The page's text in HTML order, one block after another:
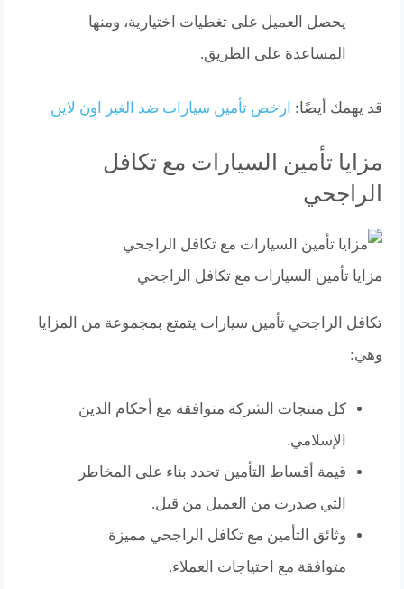
يحصل العميل على تغطيات اختيارية، ومنها
المساعدة على الطريق.
قد يهمك أيضًا: ارخص تأمين سيارات ضد الغير اون لاين
مزايا تأمين السيارات مع تكافل
الراجحي
مزايا تأمين السيارات مع تكافل الراجحي
تكافل الراجحي تأمين سيارات يتمتع بمجموعة من المزايا
وهي:
كل منتجات الشركة متوافقة مع أحكام الدين
الإسلامي.
قيمة أقساط التأمين تحدد بناء على المخاطر
التي صدرت من العميل من قبل.
وثائق التأمين مع تكافل الراجحي مميزة
متوافقة مع احتياجات العملاء.